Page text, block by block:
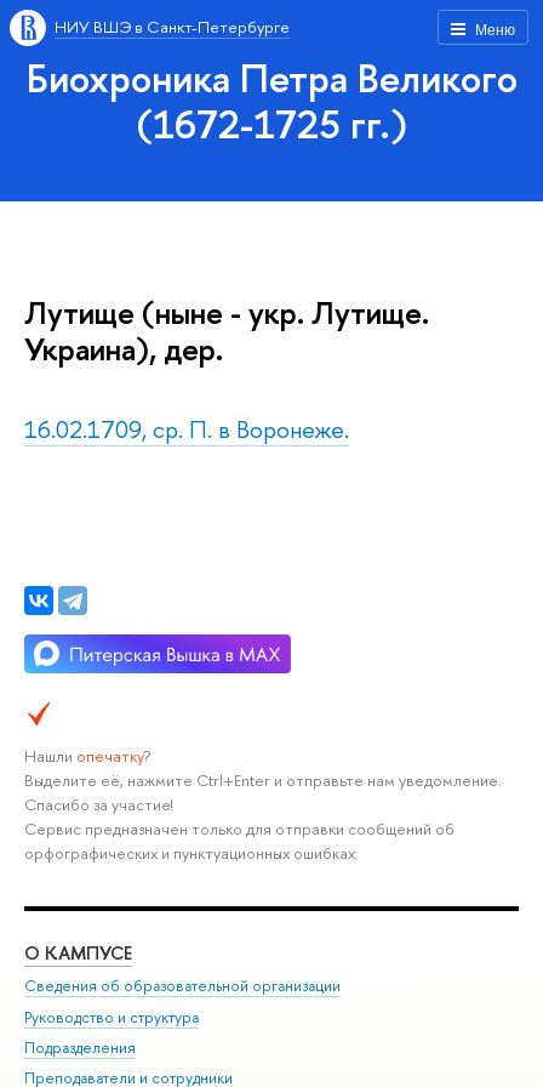
Меню
НИУ ВШЭ в Санкт-Петербурге
Биохроника Петра Великого
(1672-1725 гг.)
Лутище (ныне - укр. Лутище.
Украина), дер.
16.02.1709, ср. П. в Воронеже.
Нашли опечатку?
Выделите её, нажмите Ctrl+Enter и отправьте нам уведомление.
Спасибо за участие!
Сервис предназначен только для отправки сообщений об
орфографических и пунктуационных ошибках.
О КАМПУСЕ
Сведения об образовательной организации
Руководство и структура
Подразделения
Преподаватели и сотрудники